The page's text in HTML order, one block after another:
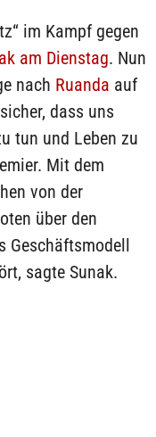
im Kampf gegen
am Dienstag. Nun
nach Ruanda auf
dass uns
tun und Leben zu
Mit dem
von der
über den
Geschäftsmodell
sagte Sunak.